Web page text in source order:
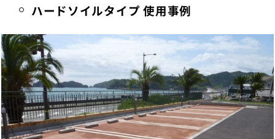
ハードソイルタイプ 使用事例